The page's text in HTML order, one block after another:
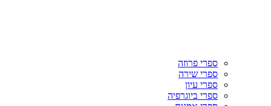
ספרי פרוזה
ספרי שירה
ספרי עיון
ספרי ביוגרפיה